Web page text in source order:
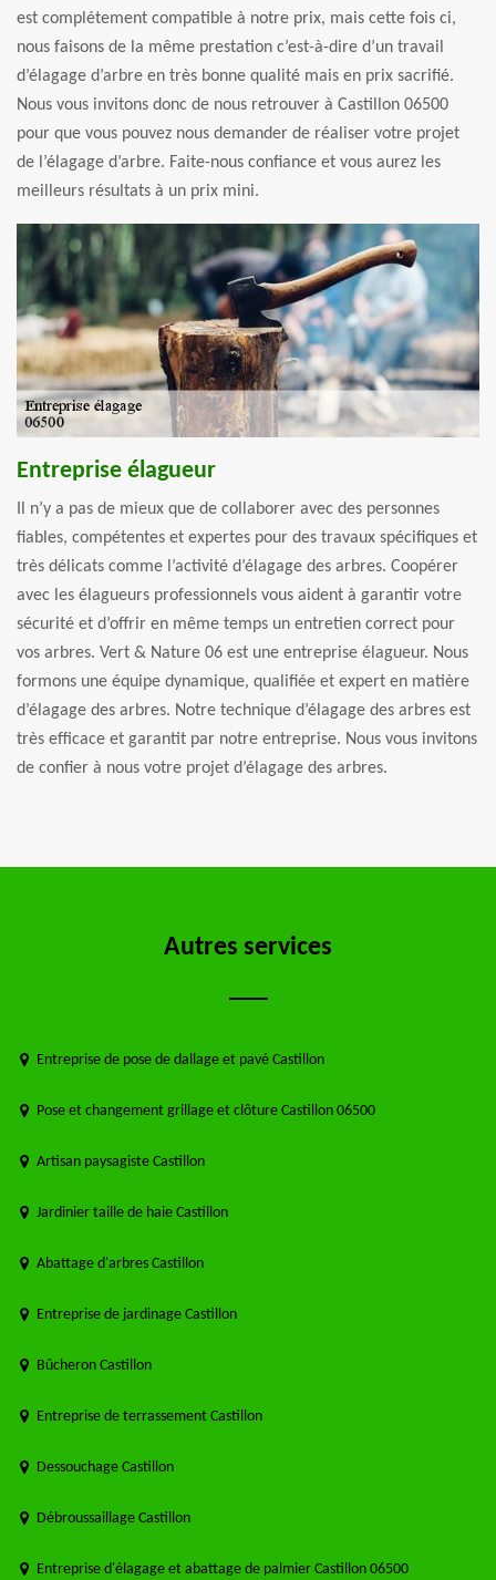
est complétement compatible à notre prix, mais cette fois ci,
nous faisons de la même prestation c’est-à-dire d’un travail
d’élagage d’arbre en très bonne qualité mais en prix sacrifié.
Nous vous invitons donc de nous retrouver à Castillon 06500
pour que vous pouvez nous demander de réaliser votre projet
de l’élagage d’arbre. Faite-nous confiance et vous aurez les
meilleurs résultats à un prix mini.
Entreprise élagueur
Il n’y a pas de mieux que de collaborer avec des personnes
fiables, compétentes et expertes pour des travaux spécifiques et
très délicats comme l’activité d’élagage des arbres. Coopérer
avec les élagueurs professionnels vous aident à garantir votre
sécurité et d’offrir en même temps un entretien correct pour
vos arbres. Vert & Nature 06 est une entreprise élagueur. Nous
formons une équipe dynamique, qualifiée et expert en matière
d’élagage des arbres. Notre technique d’élagage des arbres est
très efficace et garantit par notre entreprise. Nous vous invitons
de confier à nous votre projet d’élagage des arbres.
Autres services
Entreprise de pose de dallage et pavé Castillon
Pose et changement grillage et clôture Castillon 06500
Artisan paysagiste Castillon
Jardinier taille de haie Castillon
Abattage d'arbres Castillon
Entreprise de jardinage Castillon
Bûcheron Castillon
Entreprise de terrassement Castillon
Dessouchage Castillon
Débroussaillage Castillon
Entreprise d'élagage et abattage de palmier Castillon 06500